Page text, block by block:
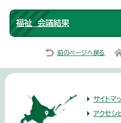
福祉 会議結果
前のページへ戻る
サイトマ
アクセシ